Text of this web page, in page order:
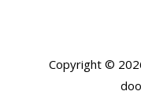
Copyright ©